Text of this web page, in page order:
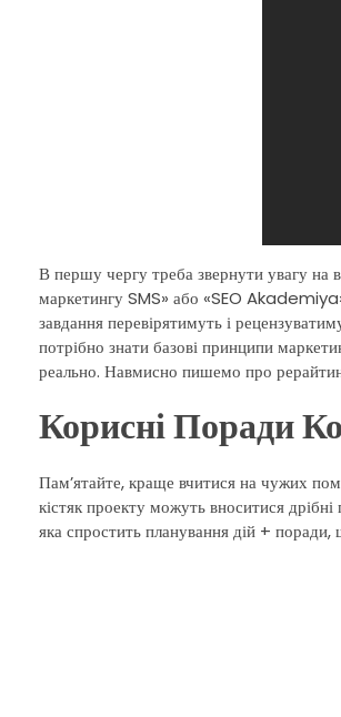
В першу чергу треба звернути увагу на
маркетингу SMS» або «SEO
завдання перевірятимуть і
потрібно знати базові принципи
реально. Навмисно пишемо про
Корисні Поради
Пам’ятайте, краще вчитися на чужих
кістяк проекту можуть вноситися
яка спростить планування дій +